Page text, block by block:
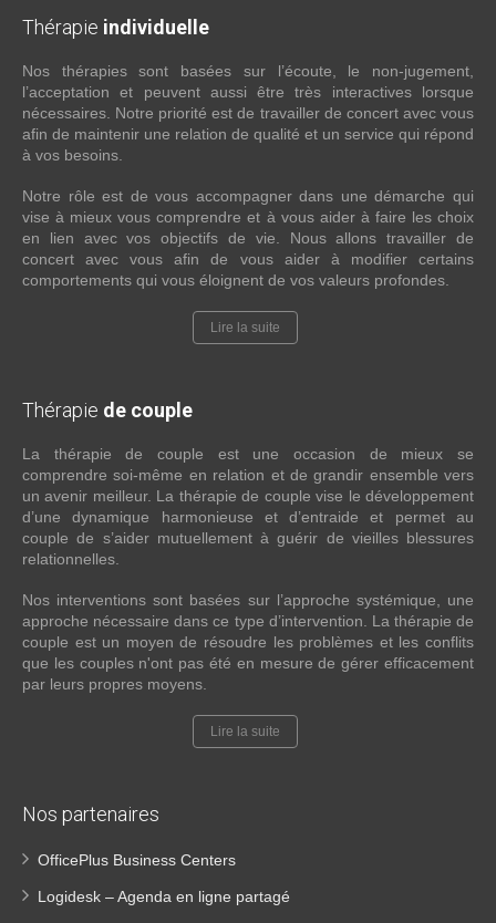
Thérapie individuelle
Nos thérapies sont basées sur l’écoute, le non-jugement,
l’acceptation et peuvent aussi être très interactives lorsque
nécessaires. Notre priorité est de travailler de concert avec vous
afin de maintenir une relation de qualité et un service qui répond
à vos besoins.
Notre rôle est de vous accompagner dans une démarche qui
vise à mieux vous comprendre et à vous aider à faire les choix
en lien avec vos objectifs de vie. Nous allons travailler de
concert avec vous afin de vous aider à modifier certains
comportements qui vous éloignent de vos valeurs profondes.
Lire la suite
Thérapie de couple
La thérapie de couple est une occasion de mieux se
comprendre soi-même en relation et de grandir ensemble vers
un avenir meilleur. La thérapie de couple vise le développement
d’une dynamique harmonieuse et d’entraide et permet au
couple de s’aider mutuellement à guérir de vieilles blessures
relationnelles.
Nos interventions sont basées sur l’approche systémique, une
approche nécessaire dans ce type d’intervention. La thérapie de
couple est un moyen de résoudre les problèmes et les conflits
que les couples n'ont pas été en mesure de gérer efficacement
par leurs propres moyens.
Lire la suite
Nos partenaires
OfficePlus Business Centers
Logidesk – Agenda en ligne partagé